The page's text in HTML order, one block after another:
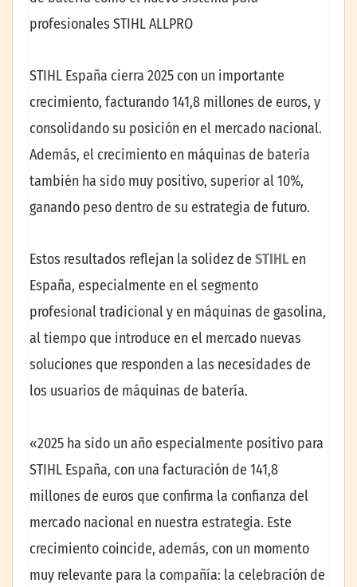
profesionales STIHL ALLPRO
STIHL España cierra 2025 con un importante
crecimiento, facturando 141,8 millones de euros, y
consolidando su posición en el mercado nacional.
Además, el crecimiento en máquinas de batería
también ha sido muy positivo, superior al 10%,
ganando peso dentro de su estrategia de futuro.
Estos resultados reflejan la solidez de STIHL en
España, especialmente en el segmento
profesional tradicional y en máquinas de gasolina,
al tiempo que introduce en el mercado nuevas
soluciones que responden a las necesidades de
los usuarios de máquinas de batería.
«2025 ha sido un año especialmente positivo para
STIHL España, con una facturación de 141,8
millones de euros que confirma la confianza del
mercado nacional en nuestra estrategia. Este
crecimiento coincide, además, con un momento
muy relevante para la compañía: la celebración de